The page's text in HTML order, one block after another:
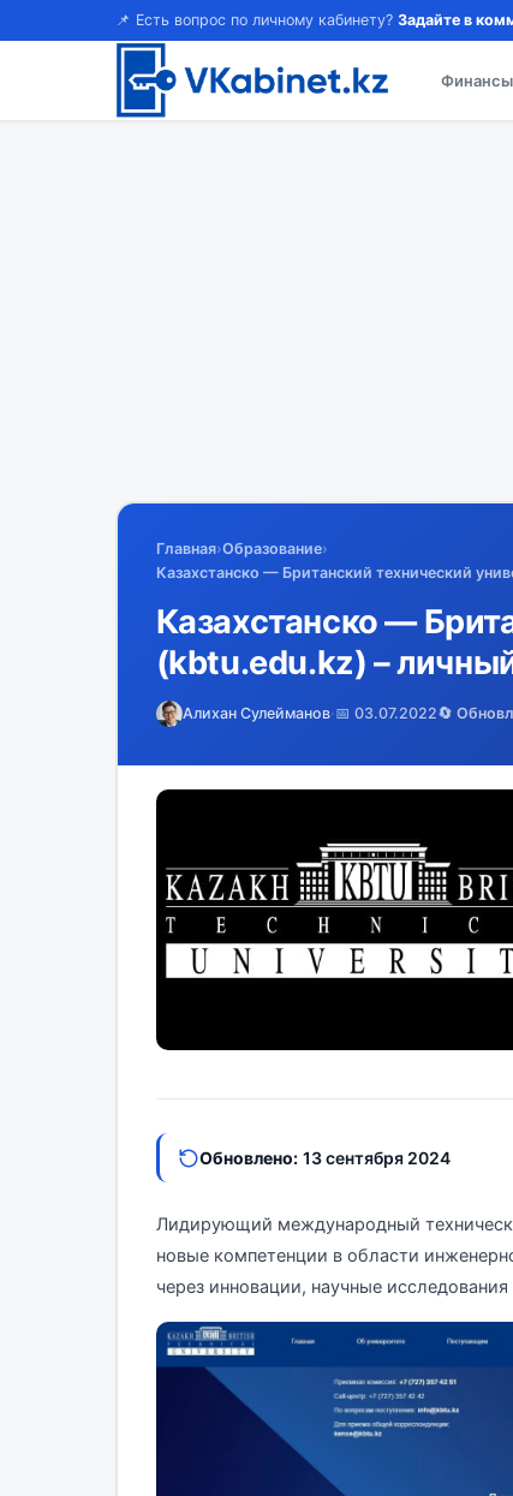
📌 Есть вопрос по личному кабинету? Задайте в
Финансы
Главная›Образование›
Казахстанско — Британский технический
Казахстанско —
(kbtu.edu.kz) –
Алихан Сулейманов·📅 03.07.2022🔄
Обновлено: 13 сентября 2024
Лидирующий международный
новые компетенции в области
через инновации, научные